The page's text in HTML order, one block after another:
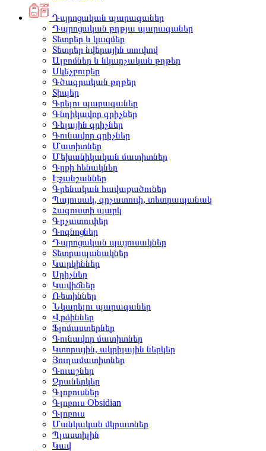
Դպրոցական պարագաներ
Դպրոցական թղթյա պարագաներ
Տետրեր և կազմեր
Տետրեր նվերային տուփով
Ալբոմներ և նկարչական թղթեր
Սկեչբուքեր
Գծագրական թղթեր
Տիպեր
Գրելու պարագաներ
Գնդիկավոր գրիչներ
Գելային գրիչներ
Գունավոր գրիչներ
Մատիտներ
Մեխանիկական մատիտներ
Գրքի հենակներ
Էջանշաններ
Գրենական հավաքածուներ
Պայուսակ, գրչատուփ, տետրապանակ
Հագուստի պարկ
Գրչատուփեր
Գոգնոցներ
Դպրոցական պայուսակներ
Տետրապանակներ
Կարկիններ
Սրիչներ
Կավիճներ
Ռետիններ
Նկարելու պարագաներ
Վրձիններ
Ֆլոմաստերներ
Գունավոր մատիտներ
Կտորային, ակրիլային ներկեր
Յուղամատիտներ
Գուաշներ
Ջրաներկեր
Գլոբուսներ
Գլոբուս Obsidian
Գլոբուս
Մանկական մկրատներ
Պլաստիլին
Կավ